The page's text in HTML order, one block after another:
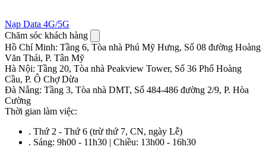
Nạp Data 4G/5G
Chăm sóc khách hàng
Hồ Chí Minh: Tầng 6, Tòa nhà Phú Mỹ Hưng, Số 08 đường Hoàng
Văn Thái, P. Tân Mỹ
Hà Nội: Tầng 20, Tòa nhà Peakview Tower, Số 36 Phố Hoàng
Cầu, P. Ô Chợ Dừa
Đà Nẵng: Tầng 3, Tòa nhà DMT, Số 484-486 đường 2/9, P. Hòa
Cường
Thời gian làm việc:
. Thứ 2 - Thứ 6 (trừ thứ 7, CN, ngày Lễ)
. Sáng: 9h00 - 11h30 | Chiều: 13h00 - 16h30